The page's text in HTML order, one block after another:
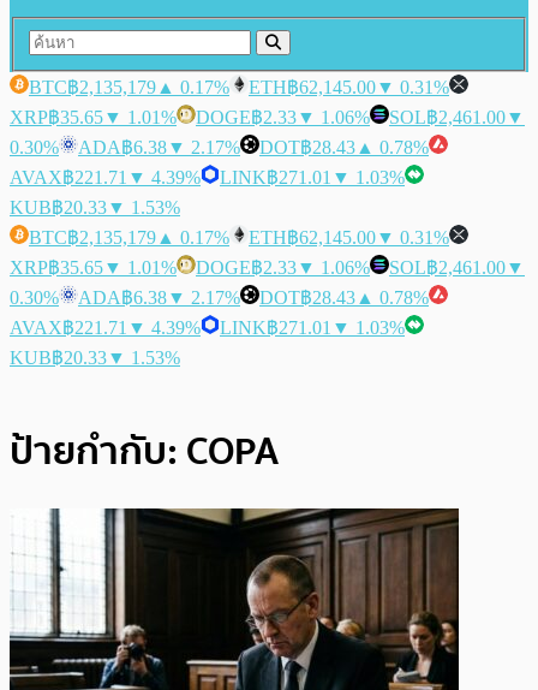
BTC฿2,135,179 ▲ 0.17% ETH฿62,145.00▼ 0.31%
XRP฿35.65▼ 1.01% DOGE฿2.33▼ 1.06% SOL฿2,461.00▼
0.30%
ADA฿6.38▼ 2.17% DOT฿28.43 ▲ 0.78%
AVAX฿221.71 ▼ 4.39% LINK฿271.01 ▼ 1.03%
KUB฿20.33▼ 1.53%
BTC฿2,135,179 ▲ 0.17% ETH฿62,145.00▼ 0.31%
XRP฿35.65▼ 1.01% DOGE฿2.33▼ 1.06% SOL฿2,461.00▼
0.30%
ADA฿6.38▼ 2.17% DOT฿28.43 ▲ 0.78%
AVAX฿221.71 ▼ 4.39% LINK฿271.01 ▼ 1.03%
KUB฿20.33▼ 1.53%
ป้ายกำกับ: COPA